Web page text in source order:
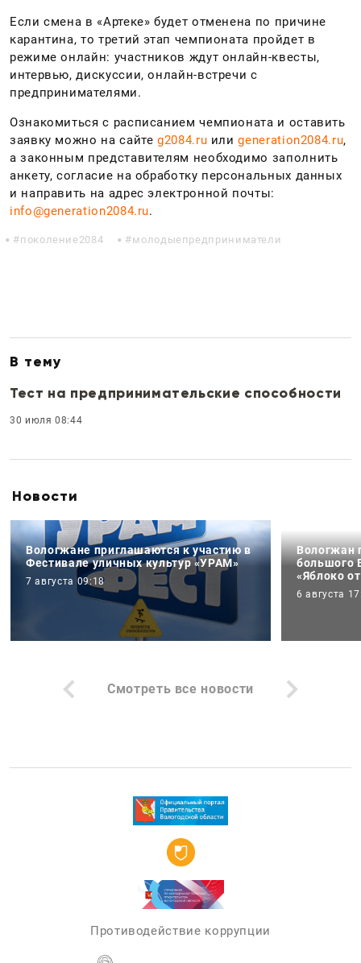
Если смена в «Артеке» будет отменена по причине
карантина, то третий этап чемпионата пройдет в
режиме онлайн: участников ждут онлайн-квесты,
интервью, дискуссии, онлайн-встречи с
предпринимателями.
Ознакомиться с расписанием чемпионата и оставить
заявку можно на сайтеg2084.ru илиgeneration2084.ru,
азаконным представителям необходимо заполнить
анкету, согласие на обработку персональных данных
и направить на адрес электронной почты:
info@generation2084.ru.
поколение2084 молодыепредприниматели
В тему
Тест на предпринимательские способности
30 июля 08:44
Новости
Вологжане приглашаются к участию в
Фестивале уличных культур «УРАМ»
7 августа 09:18
Вологжан
большого
«Яблоко
6 августа
Смотреть все новости
Противодействие коррупции